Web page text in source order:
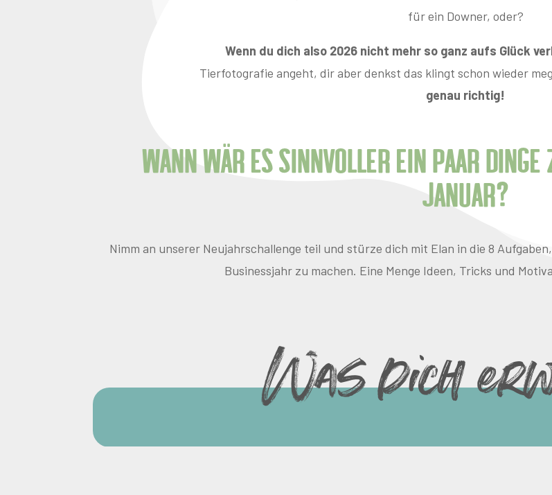
für ein Downer, oder?
Wenn du dich also 2026 nicht mehr so ganz aufs Glück
Tierfotografie angeht, dir aber denkst das klingt schon wieder
genau richtig!
Wann wär es sinnvoller ein paar
Januar?
Nimm an unserer Neujahrschallenge teil und stürze dich mit Elan in die 8
Businessjahr zu machen. Eine Menge Ideen, Tricks und
Was dich